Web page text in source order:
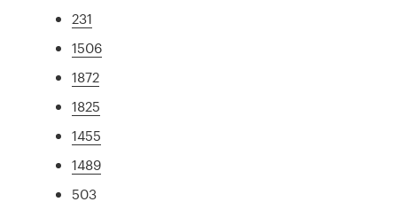
231
1506
1872
1825
1455
1489
503